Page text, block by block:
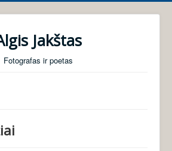
Jakštas
Fotografas ir poetas